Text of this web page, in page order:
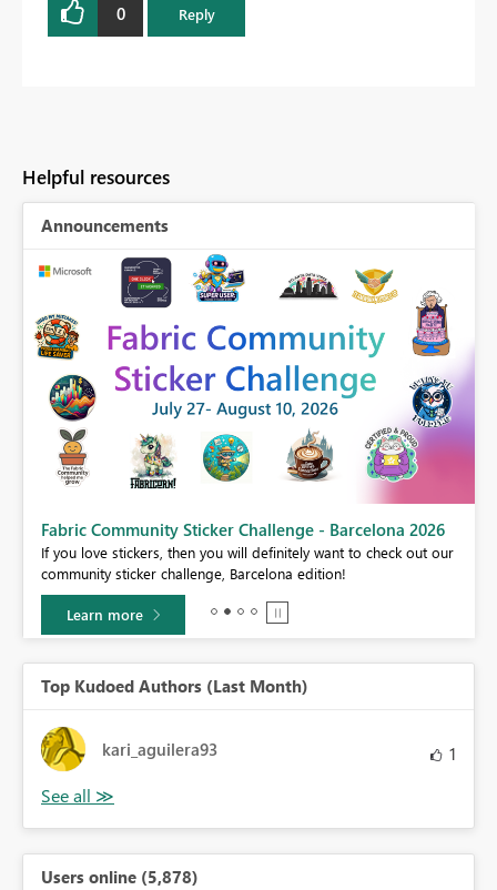
0 Reply
Helpful resources
Announcements
Fabric Community Sticker Challenge - Barcelona 2026
If you love stickers, then you will definitely want to check out our
community sticker challenge, Barcelona edition!
Learn more
Top Kudoed Authors (Last Month)
kari_aguilera93 1
Users online (5,878)